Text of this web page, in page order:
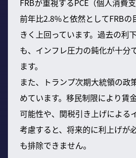
前年比2.8%と依然としてFRBの
きく上回っています。過去の利
も、インフレ圧力の鈍化が十分
ます。
また、トランプ次期大統領の政
めています。移民制限により賃
可能性や、関税引き上げによる
考慮すると、将来的に利上げが
も排除できません。